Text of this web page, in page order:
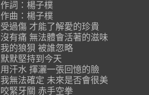
作詞：楊子樸
作曲：楊子樸
受過傷 才能了解愛的珍貴
沒有痛 無法體會活著的滋味
我的狼狽 被誰忽略
默默堅持到今天
用汗水 揮灑一張回憶的臉
我無法確定 未來是否會很美
咬緊牙關 赤手空拳